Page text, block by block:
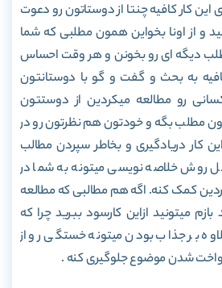
کار کافیه چنتا از دوستاتون رو دعوت
و از اونا بخواین همون مطلبی که شما
دیگه ای رو بخونن و هر وقت احساس
به بحث و گفت و گو با دوستانتون
رو مطالعه میکردین از دوستتون
مطلب بگه و خودتون هم نظرتون رو در
کار دریادگیری و بخاطر سپردن مطالب
روش خلاصه نویسی میتونه به شما در
کمک کنه. اگه هم مطالبی که مطالعه
میتونید ازاین کارسود ببرید چرا که
بر جذاب بودن میتونه خستگی رو از
شدن موضوع جلوگیری کنه .